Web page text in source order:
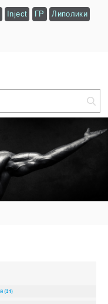
Inject ГР Липолики